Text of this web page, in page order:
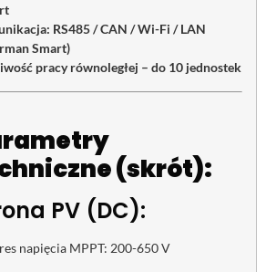
RS485 / CAN / Wi-Fi / LAN
Smart)
pracy równoległej – do 10 jednostek
(skrót):
PV (DC):
napięcia MPPT: 200-650 V